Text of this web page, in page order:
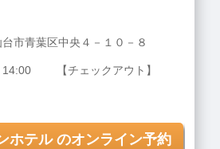
市青葉区中央４－１０－８
14:00 【チェックアウト】
ホテル のオンライン予約